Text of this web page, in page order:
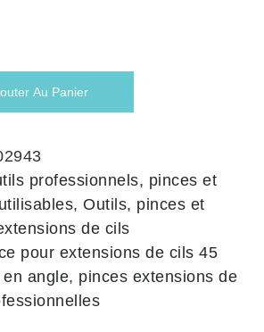
Au Panier
professionnels, pinces et
, Outils, pinces et
de cils
pour extensions de cils 45
en angle, pinces extensions de